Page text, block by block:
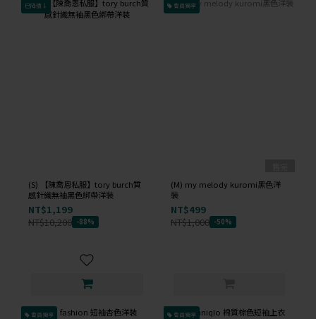
已降價↓
(S) 【陳喬恩私服】tory burch質
感針織無袖黑色綁帶洋裝
NT$1,199
NT$10,200 -88%
會員獨享
(M) my melody kuromi黑色洋
裝
NT$499
NT$1,000 -50%
會員獨享 會員獨享